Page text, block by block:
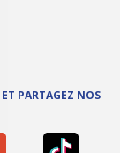
ET PARTAGEZ NOS